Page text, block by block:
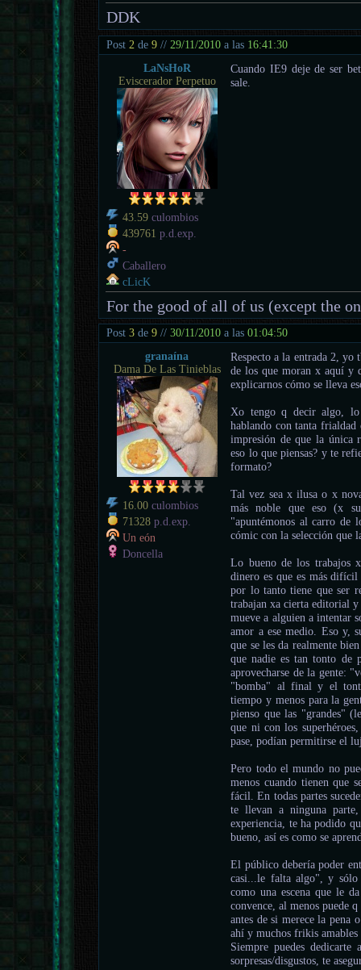
DDK
Post 2 de9 // 29/11/2010 a las 16:41:30
LaNsHoR
Eviscerador Perpetuo
43.59 culombios
439761 p.d.exp.
-
Caballero
cLicK
Cuando IE9 deje de ser
sale.
For the good of all of us (except the
Post3 de9 //30/11/2010 a las01:04:50
granaína
Dama De Las Tinieblas
16.00 culombios
71328 p.d.exp.
Un eón
Doncella
Respecto a la entrada 2, yo
de los que moran x aquí y
explicarnos cómo se lleva
Xo tengo q decir algo,
hablando con tanta
impresión de que la única
eso lo que piensas? y te
formato?
Tal vez sea x ilusa o x
más noble que eso (x
"apuntémonos al carro de
cómic con la selección que
Lo bueno de los trabajos
dinero es que es más
por lo tanto tiene que ser
trabajan xa cierta editorial
mueve a alguien a intentar
amor a ese medio. Eso y,
que se les da realmente
que nadie es tan tonto de
aprovecharse de la gente:
"bomba" al final y el
tiempo y menos para la
pienso que las "grandes"
que ni con los
pase, podían permitirse el
Pero todo el mundo no
menos cuando tienen que
fácil. En todas partes
te llevan a ninguna
experiencia, te ha podido
bueno, así es como se
El público debería poder
casi...le falta algo", y sólo
como una escena que le
convence, al menos puede
antes de si merece la pena
ahí y muchos frikis amables
Siempre puedes
sorpresas/disgustos, te